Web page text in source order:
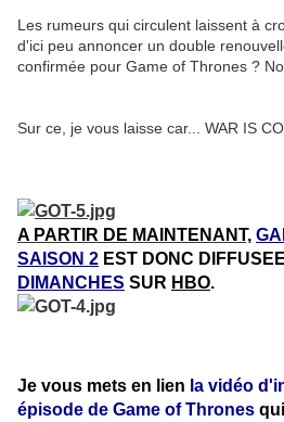
Les rumeurs qui circulent laissent à
d'ici peu annoncer un double
confirmée pour Game of Thrones ?
Sur ce, je vous laisse car... WAR IS
A PARTIR DE MAINTENANT,
SAISON 2 EST DONC
DIMANCHES SUR HBO
Je vous mets en lien la vidéo
épisode de Game of Thrones